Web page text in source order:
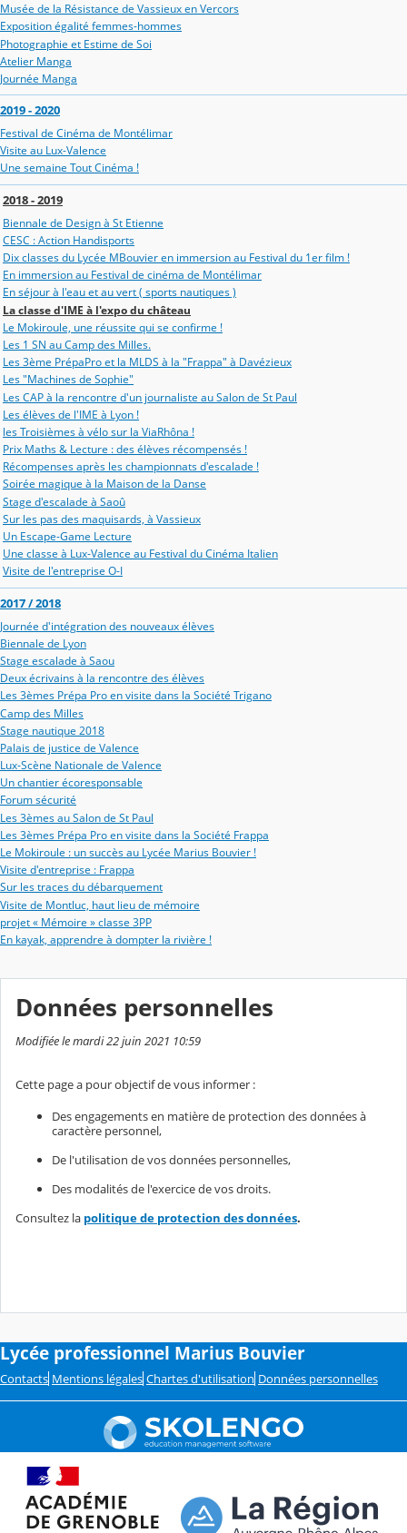
Musée de la Résistance de Vassieux en Vercors
Exposition égalité femmes-hommes
Photographie et Estime de Soi
Atelier Manga
Journée Manga
2019 - 2020
Festival de Cinéma de Montélimar
Visite au Lux-Valence
Une semaine Tout Cinéma !
2018 - 2019
Biennale de Design à St Etienne
CESC : Action Handisports
Dix classes du Lycée MBouvier en immersion au Festival du 1er film !
En immersion au Festival de cinéma de Montélimar
En séjour à l'eau et au vert ( sports nautiques )
La classe d'IME à l'expo du château
Le Mokiroule, une réussite qui se confirme !
Les 1 SN au Camp des Milles.
Les 3ème PrépaPro et la MLDS à la "Frappa" à Davézieux
Les "Machines de Sophie"
Les CAP à la rencontre d'un journaliste au Salon de St Paul
Les élèves de l'IME à Lyon !
les Troisièmes à vélo sur la ViaRhôna !
Prix Maths & Lecture : des élèves récompensés !
Récompenses après les championnats d'escalade !
Soirée magique à la Maison de la Danse
Stage d'escalade à Saoû
Sur les pas des maquisards, à Vassieux
Un Escape-Game Lecture
Une classe à Lux-Valence au Festival du Cinéma Italien
Visite de l'entreprise O-I
2017 / 2018
Journée d'intégration des nouveaux élèves
Biennale de Lyon
Stage escalade à Saou
Deux écrivains à la rencontre des élèves
Les 3èmes Prépa Pro en visite dans la Société Trigano
Camp des Milles
Stage nautique 2018
Palais de justice de Valence
Lux-Scène Nationale de Valence
Un chantier écoresponsable
Forum sécurité
Les 3èmes au Salon de St Paul
Les 3èmes Prépa Pro en visite dans la Société Frappa
Le Mokiroule : un succès au Lycée Marius Bouvier !
Visite d'entreprise : Frappa
Sur les traces du débarquement
Visite de Montluc, haut lieu de mémoire
projet « Mémoire » classe 3PP
En kayak, apprendre à dompter la rivière !
Données personnelles
Modifiée le mardi 22 juin 2021 10:59
Cette page a pour objectif de vous informer :
Des engagements en matière de protection des données à
caractère personnel,
De l'utilisation de vos données personnelles,
Des modalités de l'exercice de vos droits.
Consultez la politique de protection des données.
Lycée professionnel Marius Bouvier
Contacts Mentions légales Chartes d'utilisation Données personnelles